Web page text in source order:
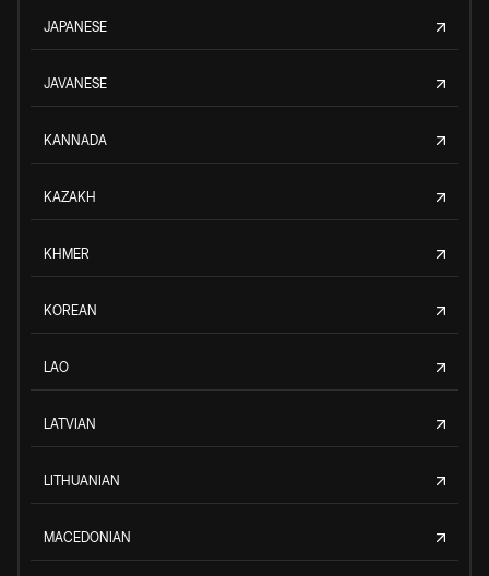
JAPANESE
JAVANESE
KANNADA
KAZAKH
KHMER
KOREAN
LAO
LATVIAN
LITHUANIAN
MACEDONIAN